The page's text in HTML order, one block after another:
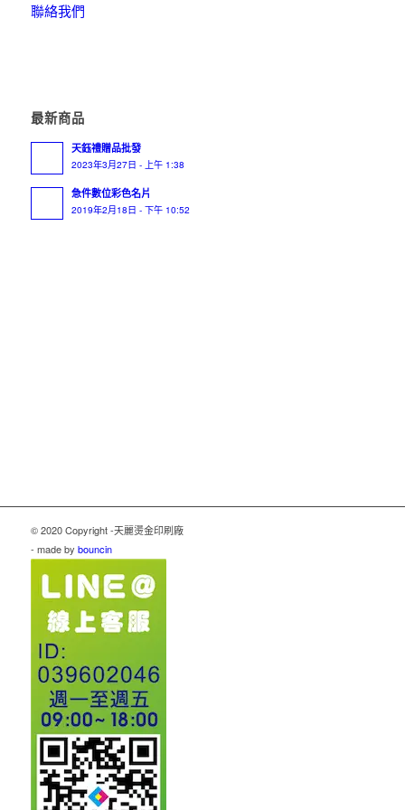
聯絡我們
最新商品
天鈺禮贈品批發
2023年3月27日 - 上午 1:38
急件數位彩色名片
2019年2月18日 - 下午 10:52
© 2020 Copyright -天麗燙金印刷廠
- made by bouncin